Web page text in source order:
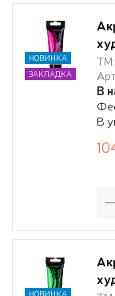
ТМ:
В
В
НОВИНКА
ЗАКЛАДКА
НОВИНКА